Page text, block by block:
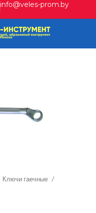
info@veles-prom.by
Ключи гаечные